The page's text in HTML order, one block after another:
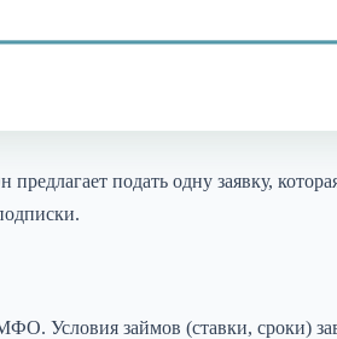
подать одну заявку,
Условия займов (ставки, сроки)